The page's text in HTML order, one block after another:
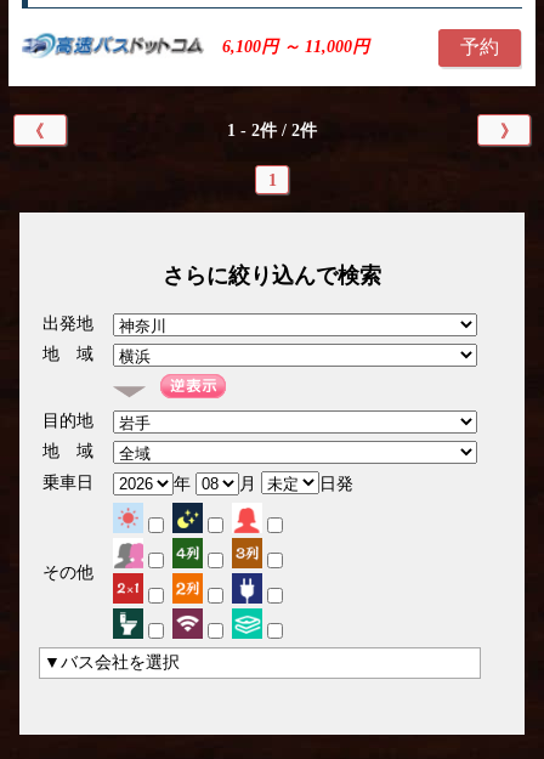
6,100円 ～ 11,000円 予約
《 1 - 2件 / 2件 》
1
さらに絞り込んで検索
出発地
地 域
目的地
地 域
乗車日
年 月 日発
その他
▼バス会社を選択